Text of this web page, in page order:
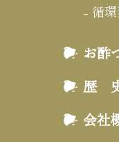
循
お酢
歴
会社